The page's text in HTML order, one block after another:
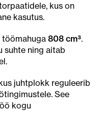
kus on
kasutus.
töömahuga 808 cm³.
suhte ning aitab
juhtplokk reguleerib
See
kogu